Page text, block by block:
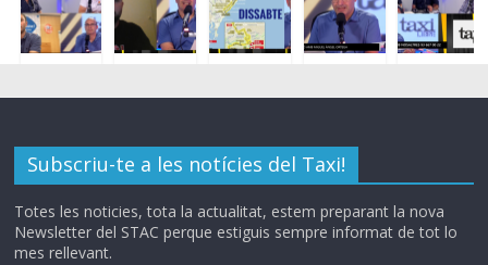
Subscriu-te a les notícies del Taxi!
Totes les noticies, tota la actualitat, estem preparant la nova
Newsletter del STAC perque estiguis sempre informat de tot lo
mes rellevant.